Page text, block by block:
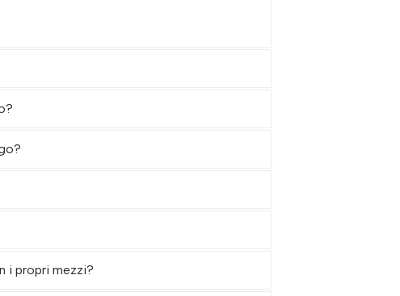
i propri mezzi?